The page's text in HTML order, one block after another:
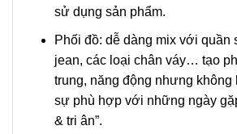
sử dụng sản phẩm.
Phối đồ: dễ dàng mix với quần
jean, các loại chân váy… tạo
trung, năng động nhưng không
sự phù hợp với những ngày
& tri ân”.